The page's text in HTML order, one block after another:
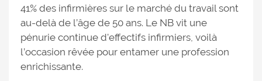
41% des infirmières sur le marché du travail sont
au-delà de l’âge de 50 ans. Le NB vit une
pénurie continue d'effectifs infirmiers, voilà
l’occasion rêvée pour entamer une profession
enrichissante.